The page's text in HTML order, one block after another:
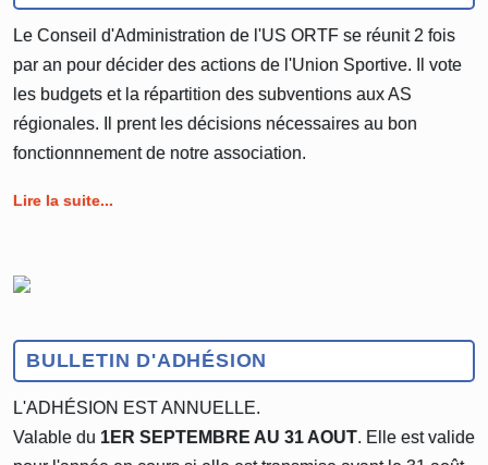
Le Conseil d'Administration de l'US ORTF se réunit 2 fois
par an pour décider des actions de l'Union Sportive. Il vote
les budgets et la répartition des subventions aux AS
régionales. Il prent les décisions nécessaires au bon
fonctionnnement de notre association.
Lire la suite...
BULLETIN D'ADHÉSION
L'ADHÉSION EST ANNUELLE.
Valable du 1ER SEPTEMBRE AU 31 AOUT. Elle est valide